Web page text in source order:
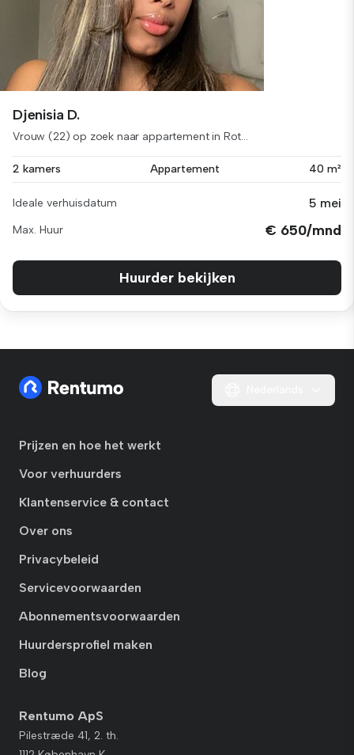
Djenisia D.
Vrouw (22) op zoek naar appartement in Rot...
2 kamers Appartement 40 m²
Ideale verhuisdatum 5 mei
Max. Huur € 650/mnd
Huurder bekijken
Prijzen en hoe het werkt
Voor verhuurders
Klantenservice & contact
Over ons
Privacybeleid
Servicevoorwaarden
Abonnementsvoorwaarden
Huurdersprofiel maken
Blog
Rentumo ApS
Pilestræde 41, 2. th.